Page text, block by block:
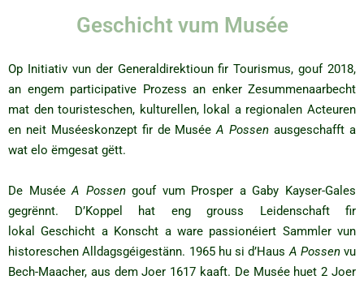
Geschicht vum Musée
Op Initiativ vun der Generaldirektioun fir Tourismus, gouf 2018,
an engem participative Prozess an enker Zesummenaarbecht
mat den touristeschen, kulturellen, lokal a regionalen Acteuren
en neit Muséeskonzept fir de MuséeA Possen ausgeschafft a
wat elo ëmgesat gëtt.
De MuséeA Possengouf vum Prosper a Gaby Kayser-Gales
gegrënnt. D’Koppel hat eng grouss Leidenschaft fir
lokal Geschicht a Konscht a ware passionéiert Sammler vun
historeschen Alldagsgéigestänn. 1965 hu si d’HausA Possenvu
Bech-Maacher, aus dem Joer 1617 kaaft. De Musée huet 2 Joer